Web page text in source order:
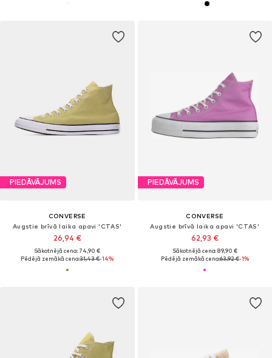
PIEDĀVĀJUMS
CONVERSE
Augstie brīvā laika apavi 'CTAS'
26,94 €
Sākotnējā cena: 74,90 €
Pēdējā zemākā cena:31,43 €-14%
PIEDĀVĀJUMS
CONVERSE
Augstie brīvā laika apavi 'CTAS'
62,93 €
Sākotnējā cena: 89,90 €
Pēdējā zemākā cena:63,92 €-1%